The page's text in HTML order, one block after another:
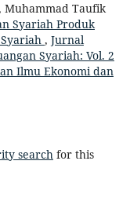
Muhammad Taufik
Syariah Produk
, Jurnal
Syariah: Vol. 2
Ilmu Ekonomi dan
search for this